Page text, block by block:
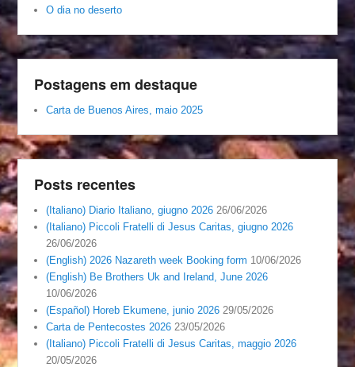
O dia no deserto
Postagens em destaque
Carta de Buenos Aires, maio 2025
Posts recentes
(Italiano) Diario Italiano, giugno 2026 26/06/2026
(Italiano) Piccoli Fratelli di Jesus Caritas, giugno 2026
26/06/2026
(English) 2026 Nazareth week Booking form 10/06/2026
(English) Be Brothers Uk and Ireland, June 2026
10/06/2026
(Español) Horeb Ekumene, junio 2026 29/05/2026
Carta de Pentecostes 2026 23/05/2026
(Italiano) Piccoli Fratelli di Jesus Caritas, maggio 2026
20/05/2026